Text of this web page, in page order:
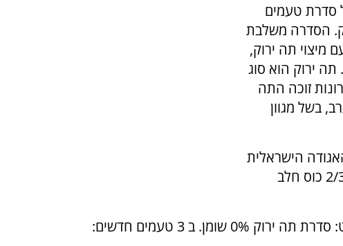
סדרת טעמים
הסדרה משלבת
מיצוי תה ירוק,
תה ירוק הוא סוג
זוכה התה
בשל מגוון
הישראלית
לסוכרת – גביע 150 גרם מהווה תחליף ל-2/3 כוס חלב
ב 3 טעמים חדשים: